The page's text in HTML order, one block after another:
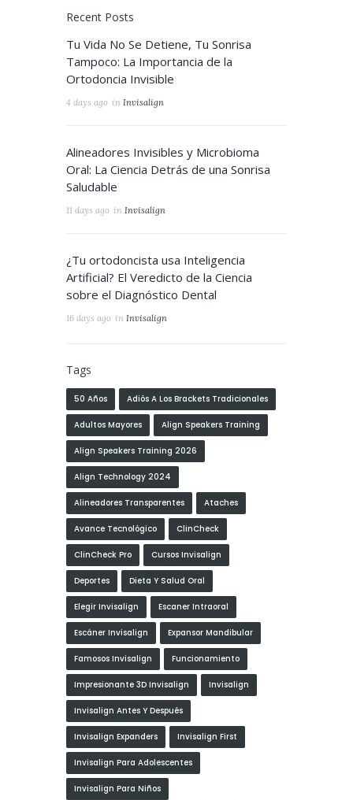
Recent Posts
Tu Vida No Se Detiene, Tu Sonrisa
Tampoco: La Importancia de la
Ortodoncia Invisible
4 days ago in Invisalign
Alineadores Invisibles y Microbioma
Oral: La Ciencia Detrás de una Sonrisa
Saludable
11 days ago in Invisalign
¿Tu ortodoncista usa Inteligencia
Artificial? El Veredicto de la Ciencia
sobre el Diagnóstico Dental
16 days ago in Invisalign
Tags
50 Años Adiós A Los Brackets Tradicionales
Adultos Mayores Align Speakers Training
Align Speakers Training 2026
Align Technology 2024
Alineadores Transparentes Ataches
Avance Tecnológico ClinCheck
ClinCheck Pro Cursos Invisalign
Deportes Dieta Y Salud Oral
Elegir Invisalign Escaner Intraoral
Escáner Invisalign Expansor Mandibular
Famosos Invisalign Funcionamiento
Impresionante 3D Invisalign Invisalign
Invisalign Antes Y Después
Invisalign Expanders Invisalign First
Invisalign Para Adolescentes
Invisalign Para Niños